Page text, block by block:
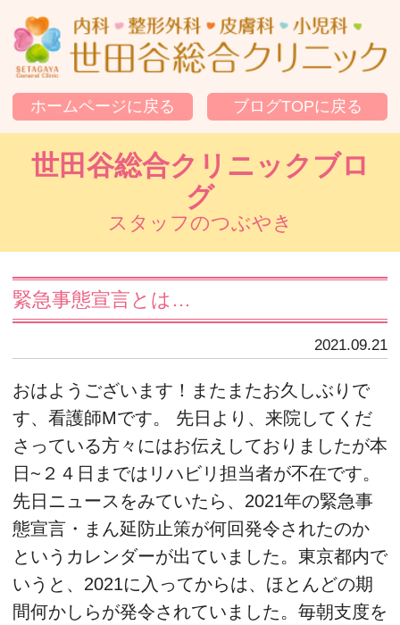
ホームページに戻る ブログTOPに戻る
世田谷総合クリニックブロ
グ
スタッフのつぶやき
緊急事態宣言とは…
2021.09.21
おはようございます！またまたお久しぶりで
す、看護師Mです。 先日より、来院してくだ
さっている方々にはお伝えしておりましたが本
日~２４日まではリハビリ担当者が不在です。
先日ニュースをみていたら、2021年の緊急事
態宣言・まん延防止策が何回発令されたのか
というカレンダーが出ていました。東京都内で
いうと、2021に入ってからは、ほとんどの期
間何かしらが発令されていました。毎朝支度を